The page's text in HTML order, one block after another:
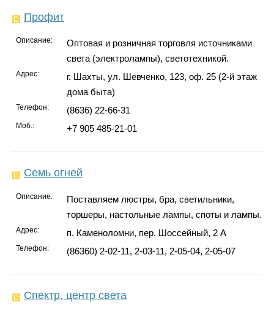
Профит
Описание:
Оптовая и розничная торговля источниками
света (электролампы), светотехникой.
Адрес:
г. Шахты, ул. Шевченко, 123, оф. 25 (2-й этаж
дома быта)
Телефон: (8636) 22-66-31
Моб.: +7 905 485-21-01
Семь огней
Описание:
Поставляем люстры, бра, светильники,
торшеры, настольные лампы, споты и лампы.
Адрес: п. Каменоломни, пер. Шоссейный, 2 А
Телефон: (86360) 2-02-11, 2-03-11, 2-05-04, 2-05-07
Спектр, центр света